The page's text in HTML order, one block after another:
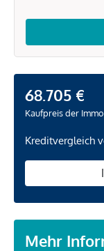
68.705 €
Kaufpreis der
Kreditvergleich
Mehr